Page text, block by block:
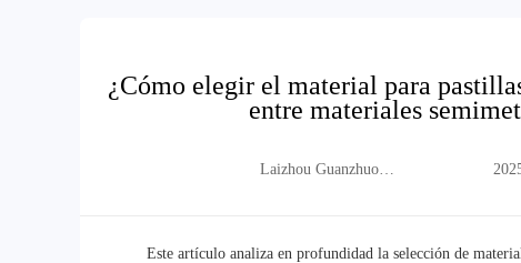
¿Cómo elegir el material para
entre materiales
Laizhou Guanzhuo
Este artículo analiza en profundidad la selección de